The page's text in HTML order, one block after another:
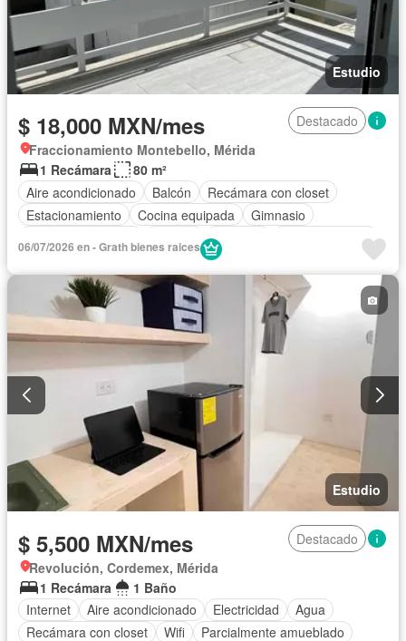
Estudio
$ 18,000 MXN/mes
Destacado
Fraccionamiento Montebello, Mérida
1 Recámara
80 m²
Aire acondicionado
Balcón
Recámara con closet
Estacionamiento
Cocina equipada
Gimnasio
Elevador
Sala polivalente
Alberca
Televisión por cable
Completamente amueblado
06/07/2026 en - Grath bienes raices
Estudio
$ 5,500 MXN/mes
Destacado
Revolución, Cordemex, Mérida
1 Recámara
1 Baño
Internet
Aire acondicionado Electricidad
Agua
Recámara con closet
Wifi Parcialmente amueblado